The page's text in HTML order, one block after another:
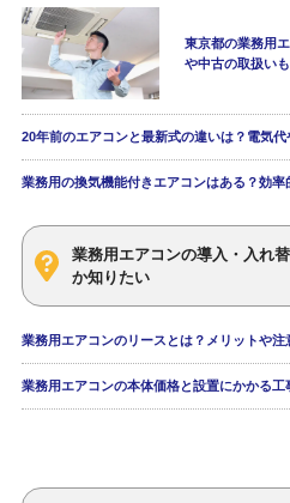
東京都の業務用
や中古の取扱い
20年前のエアコンと最新式の違いは？電気
業務用の換気機能付きエアコンはある？効
業務用エアコンの導入・入れ
か知りたい
業務用エアコンのリースとは？メリットや注
業務用エアコンの本体価格と設置にかかる工